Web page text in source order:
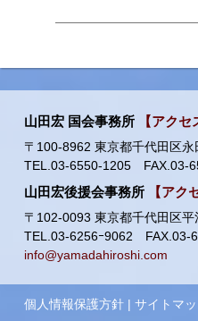
山田宏 国会事務所 【アクセ
〒100-8962 東京都千代田区
TEL.03-6550-1205 FAX.03-
山田宏後援会事務所 【アク
〒102-0093 東京都千代田区
TEL.03-6256ｰ9062 FAX.03-
info@yamadahiroshi.com
個人情報保護方針 |サイトマ